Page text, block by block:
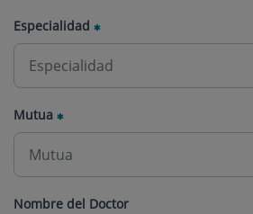
Especialidad
Mutua
Nombre del Doctor